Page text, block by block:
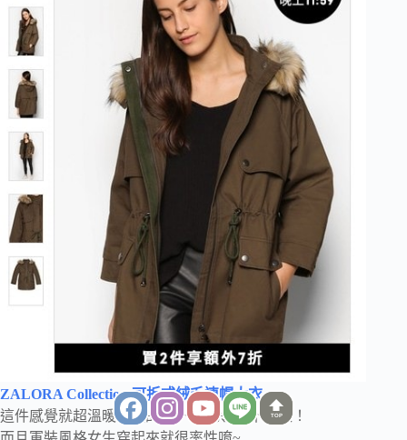
ZALORA Collection 可拆式絨毛連帽大衣
這件感覺就超溫暖舒服的啊~~有毛領就不一樣！
TOP